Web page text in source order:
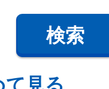
検索